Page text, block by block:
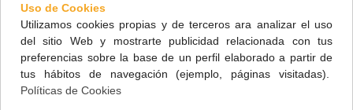
There are no products on the category.
NUESTRA FARMACIA
Uso de Cookies
Utilizamos cookies propias y de terceros ara analizar el uso
del sitio Web y mostrarte publicidad relacionada con tus
preferencias sobre la base de un perfil elaborado a partir de
tus hábitos de navegación (ejemplo, páginas visitadas).
Políticas de Cookies